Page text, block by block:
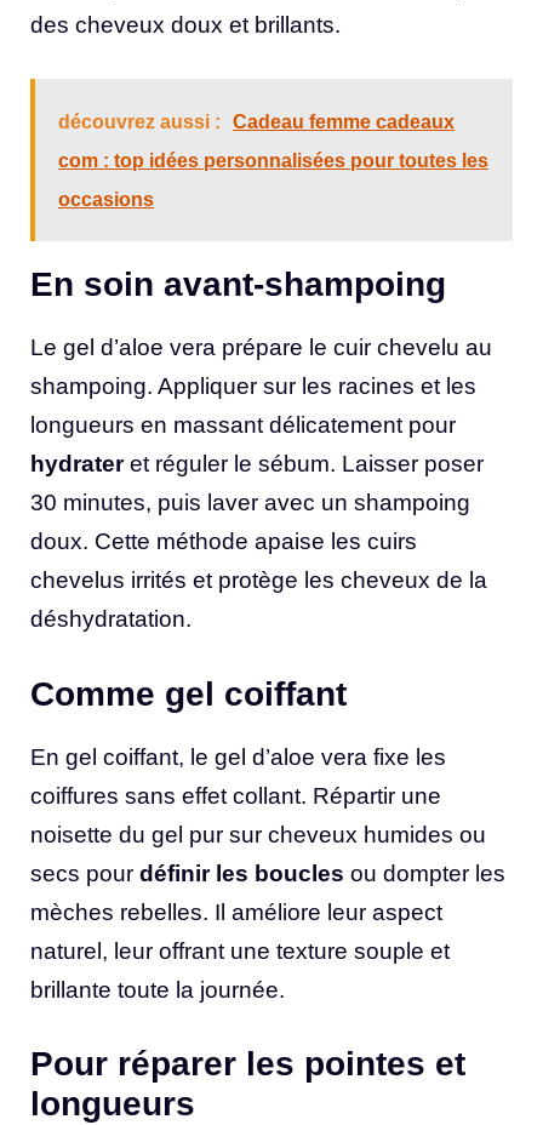
des cheveux doux et brillants.
découvrez aussi :
Cadeau femme cadeaux
com : top idées personnalisées pour toutes les
occasions
En soin avant-shampoing
Le gel d’aloe vera prépare le cuir chevelu au
shampoing. Appliquer sur les racines et les
longueurs en massant délicatement pour
hydrateret réguler le sébum. Laisser poser
30 minutes, puis laver avec un shampoing
doux. Cette méthode apaise les cuirs
chevelus irrités et protège les cheveux de la
déshydratation.
Comme gel coiffant
En gel coiffant, le gel d’aloe vera fixe les
coiffures sans effet collant. Répartir une
noisette du gel pur sur cheveux humides ou
secs pour définir les boucles ou dompter les
mèches rebelles. Il améliore leur aspect
naturel, leur offrant une texture souple et
brillante toute la journée.
Pour réparer les pointes et
longueurs